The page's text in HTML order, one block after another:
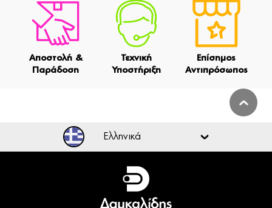
Αποστολή &
Παράδοση
Τεχνική
Υποστήριξη
Επίσημος
Αντιπρόσωπος
Ελληνικά
Ελληνικά
English